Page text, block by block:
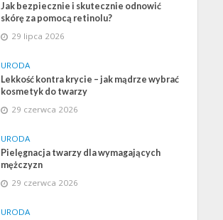
Jak bezpiecznie i skutecznie odnowić
skórę za pomocą retinolu?
29 lipca 2026
URODA
Lekkość kontra krycie – jak mądrze wybrać
kosmetyk do twarzy
29 czerwca 2026
URODA
Pielęgnacja twarzy dla wymagających
mężczyzn
29 czerwca 2026
URODA